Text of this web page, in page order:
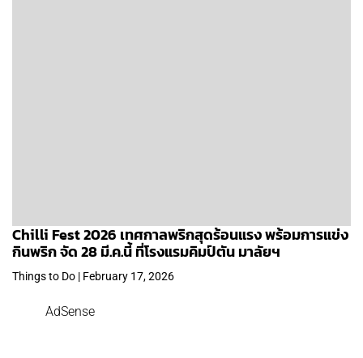
Chilli Fest 2026 เทศกาลพริกสุดร้อนแรง พร้อมการแข่ง
กินพริก จัด 28 มี.ค.นี้ ที่โรงแรมคิมป์ตัน มาลัยฯ
Things to Do | February 17, 2026
AdSense